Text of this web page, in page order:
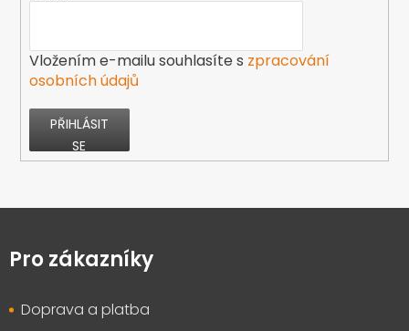
Vložením e-mailu souhlasíte s zpracování
osobních údajů
PŘIHLÁSIT
SE
pPro zákazníky
Doprava a platba